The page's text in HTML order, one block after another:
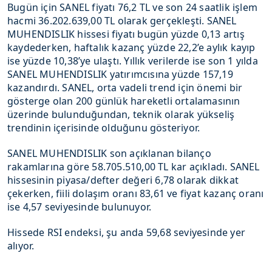
Bugün için SANEL fiyatı 76,2 TL ve son 24 saatlik işlem
hacmi 36.202.639,00 TL olarak gerçekleşti. SANEL
MUHENDISLIK hissesi fiyatı bugün yüzde 0,13 artış
kaydederken, haftalık kazanç yüzde 22,2’e aylık kayıp
ise yüzde 10,38’ye ulaştı. Yıllık verilerde ise son 1 yılda
SANEL MUHENDISLIK yatırımcısına yüzde 157,19
kazandırdı. SANEL, orta vadeli trend için önemi bir
gösterge olan 200 günlük hareketli ortalamasının
üzerinde bulunduğundan, teknik olarak yükseliş
trendinin içerisinde olduğunu gösteriyor.
SANEL MUHENDISLIK son açıklanan bilanço
rakamlarına göre 58.705.510,00 TL kar açıkladı. SANEL
hissesinin piyasa/defter değeri 6,78 olarak dikkat
çekerken, fiili dolaşım oranı 83,61 ve fiyat kazanç oranı
ise 4,57 seviyesinde bulunuyor.
Hissede RSI endeksi, şu anda 59,68 seviyesinde yer
alıyor.